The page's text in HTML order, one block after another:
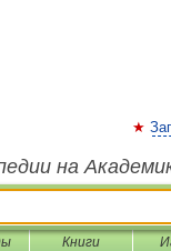
на
Книги